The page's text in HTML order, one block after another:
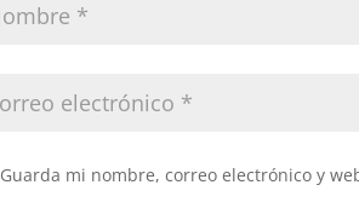
Guarda mi nombre, correo electrónico y